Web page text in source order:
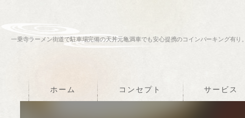
一乗寺ラーメン街道で駐車場完備の天丼元亀満車でも安心提携のコインパーキング有り。
ホーム コンセプト サービス